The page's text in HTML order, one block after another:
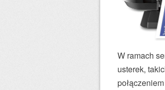
W ramach
usterek,